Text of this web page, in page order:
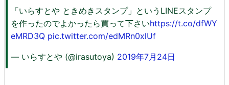
「いらすとや ときめきスタンプ」というLINEスタンプ
を作ったのでよかったら買って下さいhttps://t.co/dfWY
eMRD3Q pic.twitter.com/edMRn0xlUf
— いらすとや (@irasutoya) 2019年7月24日